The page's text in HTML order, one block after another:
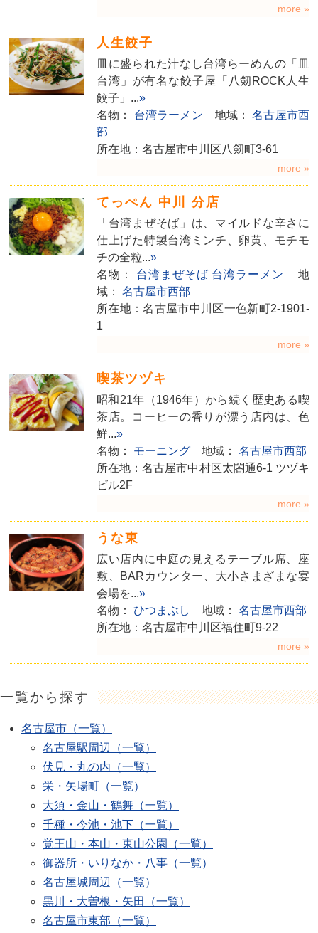
more »
人生餃子
皿に盛られた汁なし台湾らーめんの「皿
台湾」が有名な餃子屋「八剱ROCK人生
餃子」...»
名物： 台湾ラーメン 地域：名古屋市西
部
所在地：名古屋市中川区八剱町3-61
more »
てっぺん 中川 分店
「台湾まぜそば」は、マイルドな辛さに
仕上げた特製台湾ミンチ、卵黄、モチモ
チの全粒...»
名物： 台湾まぜそば 台湾ラーメン
地
域： 名古屋市西部
所在地：名古屋市中川区一色新町2-1901-
1
more »
喫茶ツヅキ
昭和21年（1946年）から続く歴史ある喫
茶店。コーヒーの香りが漂う店内は、色
鮮...»
名物： モーニング 地域： 名古屋市西部
所在地：名古屋市中村区太閤通6-1 ツヅキ
ビル2F
more »
うな東
広い店内に中庭の見えるテーブル席、座
敷、BARカウンター、大小さまざまな宴
会場を...»
名物： ひつまぶし 地域： 名古屋市西部
所在地：名古屋市中川区福住町9-22
more »
一覧から探す
名古屋市（一覧）
名古屋駅周辺（一覧）
伏見・丸の内（一覧）
栄・矢場町（一覧）
大須・金山・鶴舞（一覧）
千種・今池・池下（一覧）
覚王山・本山・東山公園（一覧）
御器所・いりなか・八事（一覧）
名古屋城周辺（一覧）
黒川・大曽根・矢田（一覧）
名古屋市東部（一覧）